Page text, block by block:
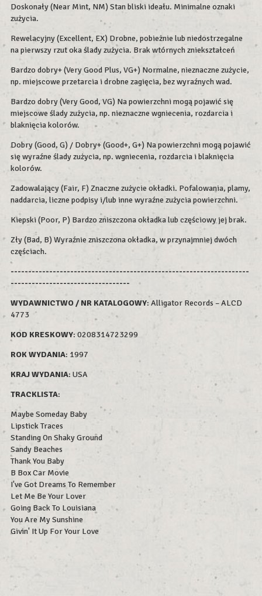
Doskonały (Near Mint, NM) Stan bliski ideału. Minimalne oznaki
zużycia.
Rewelacyjny (Excellent, EX) Drobne, pobieżnie lub niedostrzegalne
na pierwszy rzut oka ślady zużycia. Brak wtórnych zniekształceń
Bardzo dobry+ (Very Good Plus, VG+) Normalne, nieznaczne zużycie,
np. miejscowe przetarcia i drobne zagięcia, bez wyraźnych wad.
Bardzo dobry (Very Good, VG) Na powierzchni mogą pojawić się
miejscowe ślady zużycia, np. nieznaczne wgniecenia, rozdarcia i
blaknięcia kolorów.
Dobry (Good, G) / Dobry+ (Good+, G+) Na powierzchni mogą pojawić
się wyraźne ślady zużycia, np. wgniecenia, rozdarcia i blaknięcia
kolorów.
Zadowalający (Fair, F) Znaczne zużycie okładki. Pofalowania, plamy,
naddarcia, liczne podpisy i/lub inne wyraźne zużycia powierzchni.
Kiepski (Poor, P) Bardzo zniszczona okładka lub częściowy jej brak.
Zły (Bad, B) Wyraźnie zniszczona okładka, w przynajmniej dwóch
częściach.
--------------------------------------------------------------------
----------------------------------
WYDAWNICTWO / NR KATALOGOWY: Alligator Records – ALCD
4773
KOD KRESKOWY: 0208314723299
ROK WYDANIA: 1997
KRAJ WYDANIA: USA
TRACKLISTA:
Maybe Someday Baby
Lipstick Traces
Standing On Shaky Ground
Sandy Beaches
Thank You Baby
B Box Car Movie
I've Got Dreams To Remember
Let Me Be Your Lover
Going Back To Louisiana
You Are My Sunshine
Givin' It Up For Your Love